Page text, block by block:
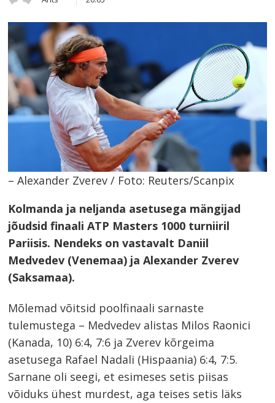
– Alexander Zverev / Foto: Reuters/Scanpix
Kolmanda ja neljanda asetusega mängijad
jõudsid finaali ATP Masters 1000 turniiril
Pariisis. Nendeks on vastavalt Daniil
Medvedev (Venemaa) ja Alexander Zverev
(Saksamaa).
Mõlemad võitsid poolfinaali sarnaste
tulemustega – Medvedev alistas Milos Raonici
(Kanada, 10) 6:4, 7:6 ja Zverev kõrgeima
asetusega Rafael Nadali (Hispaania) 6:4, 7:5.
Sarnane oli seegi, et esimeses setis piisas
võiduks ühest murdest, aga teises setis läks